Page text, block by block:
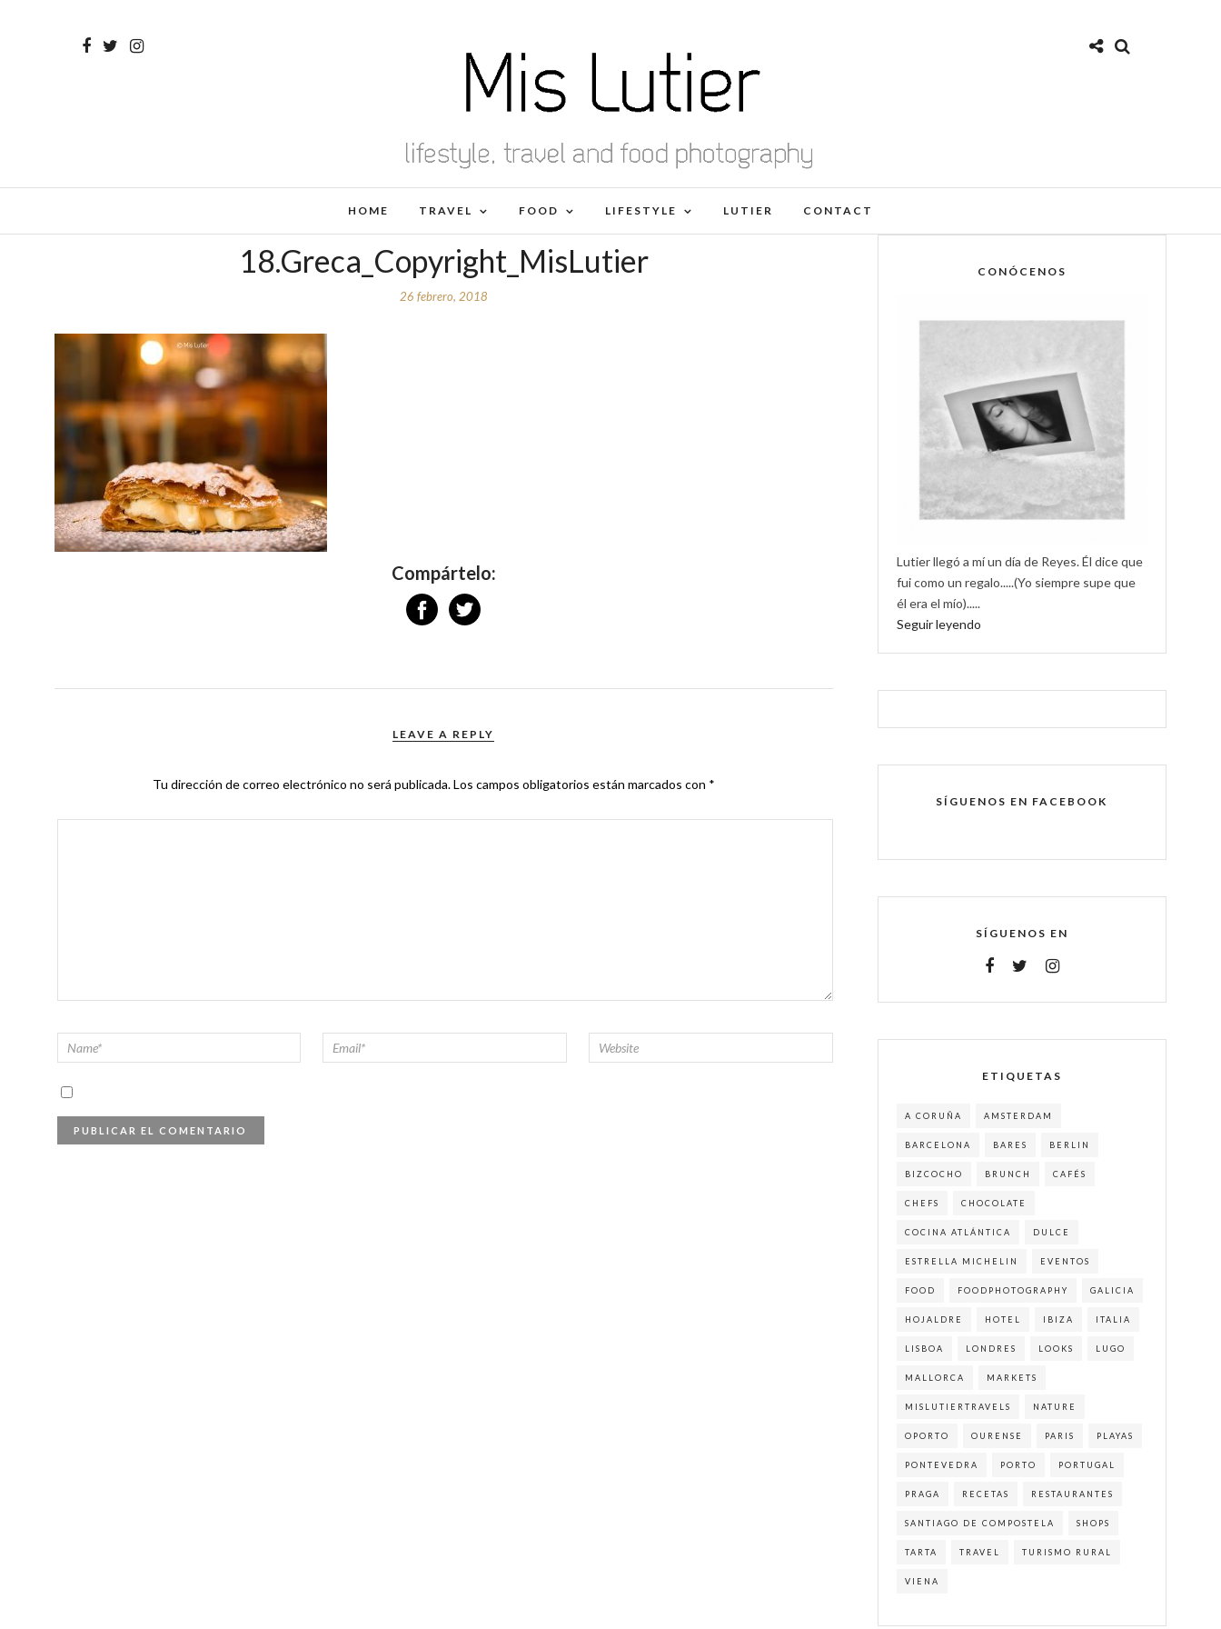
HOME TRAVEL FOOD LIFESTYLE LUTIER CONTACT
18.Greca_Copyright_MisLutier
26 febrero, 2018
Compártelo:
LEAVE A REPLY
Tu dirección de correo electrónico no será publicada.Los campos obligatorios están marcados con *
CONÓCENOS
Lutier llegó a mí un día de Reyes. Él dice que
fui como un regalo.....(Yo siempre supe que
él era el mío).....
Seguir leyendo
SÍGUENOS EN FACEBOOK
SÍGUENOS EN
ETIQUETAS
A CORUÑA AMSTERDAM
BARCELONA BARES BERLIN
BIZCOCHO BRUNCH CAFÉS
CHEFS CHOCOLATE
COCINA ATLÁNTICA DULCE
ESTRELLA MICHELIN EVENTOS
FOOD FOODPHOTOGRAPHY GALICIA
HOJALDRE HOTEL IBIZA ITALIA
LISBOA LONDRES LOOKS LUGO
MALLORCA MARKETS
MISLUTIERTRAVELS NATURE
OPORTO OURENSE PARIS PLAYAS
PONTEVEDRA PORTO PORTUGAL
PRAGA RECETAS RESTAURANTES
SANTIAGO DE COMPOSTELA SHOPS
TARTA TRAVEL TURISMO RURAL
VIENA